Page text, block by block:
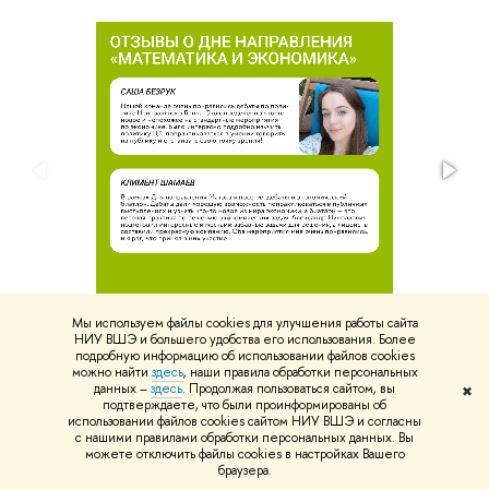
Мы используем файлы cookies для улучшения работы сайта
НИУ ВШЭ и большего удобства его использования. Более
подробную информацию об использовании файлов cookies
можно найти здесь, наши правила обработки персональных
данных –здесь. Продолжая пользоваться сайтом, вы
подтверждаете, что были проинформированы об
использовании файлов cookies сайтом НИУ ВШЭ и согласны
с нашими правилами обработки персональных данных. Вы
можете отключить файлы cookies в настройках Вашего
браузера.
✖
Впечатления лицеистов от мероприятия
«Психологические»